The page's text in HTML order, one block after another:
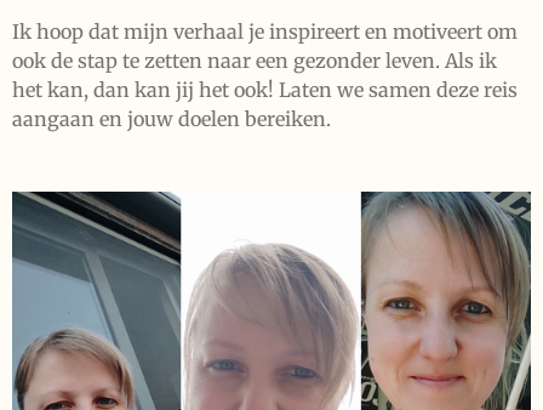
Ik hoop dat mijn verhaal je inspireert en motiveert om
ook de stap te zetten naar een gezonder leven. Als ik
het kan, dan kan jij het ook! Laten we samen deze reis
aangaan en jouw doelen bereiken.